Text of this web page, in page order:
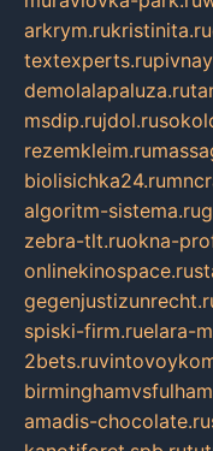
arkrym.rukristinita.ru
textexperts.ru
demolalapaluza.ru
msdip.rujdol.ru
rezemkleim.ru
biolisichka24.ru
algoritm-sistema.ru
zebra-tlt.ruokna-
onlinekinospace.ru
spiski-firm.ruelara-
2bets.ru
amadis-chocolate.ru